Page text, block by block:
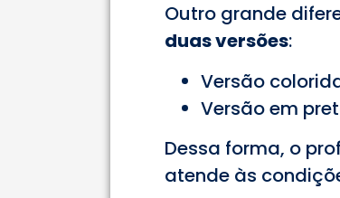
Outro grande
duas versões:
Versão
Versão em
Dessa forma, o
atende às